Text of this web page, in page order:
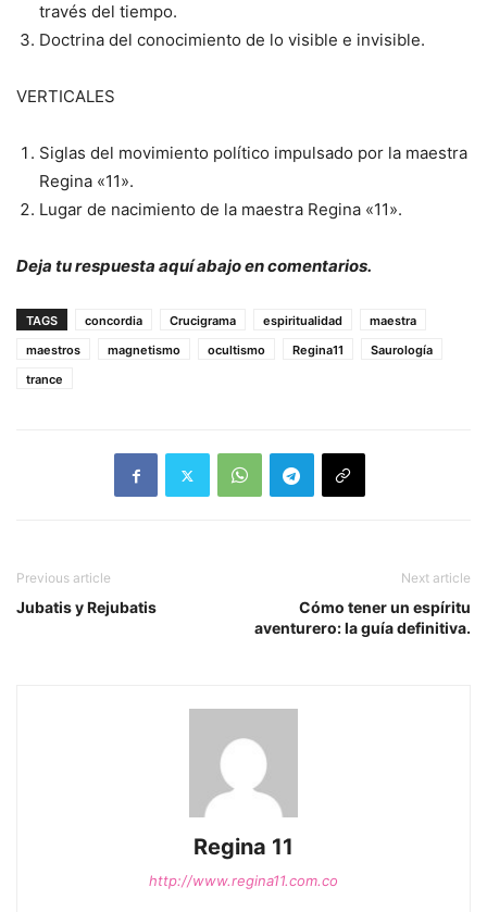
través del tiempo.
Doctrina del conocimiento de lo visible e invisible.
VERTICALES
Siglas del movimiento político impulsado por la maestra
Regina «11».
Lugar de nacimiento de la maestra Regina «11».
Deja tu respuesta aquí abajo en comentarios.
TAGS concordia Crucigrama espiritualidad
maestra
maestros
magnetismo ocultismo Regina11
Saurología
trance
Previous article
Jubatis y Rejubatis
Next article
Cómo tener un espíritu
aventurero: la guía definitiva.
Regina 11
http://www.regina11.com.co